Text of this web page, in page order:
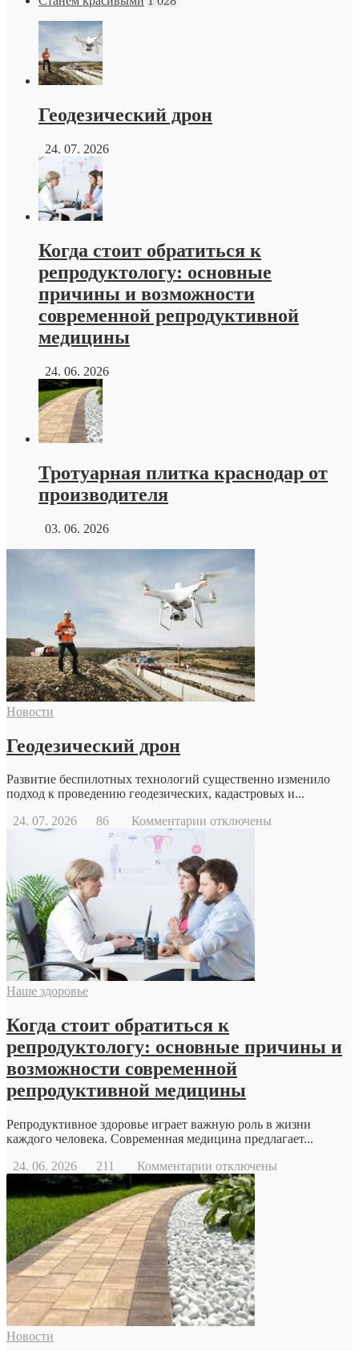
Геодезический дрон
24. 07. 2026
Когда стоит обратиться к
репродуктологу: основные
причины и возможности
современной репродуктивной
медицины
24. 06. 2026
Тротуарная плитка краснодар от
производителя
03. 06. 2026
Новости
Геодезический дрон
Развитие беспилотных технологий существенно изменило
подход к проведению геодезических, кадастровых и...
24. 07. 2026
86 Комментарии к
дрон
отключены
Наше здоровье
Когда стоит обратиться к
репродуктологу: основные причины и
возможности современной
репродуктивной медицины
Репродуктивное здоровье играет важную роль в жизни
каждого человека. Современная медицина предлагает...
24. 06. 2026
211 Комментарии к
записи
Когда
стоит
обратиться
к
репродуктологу:
основные
причины
и
возможности
современной
отключены
Новости